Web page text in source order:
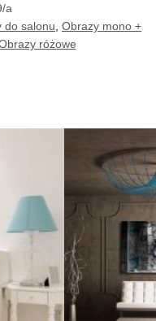
a
do salonu Obrazy mono +
różowe